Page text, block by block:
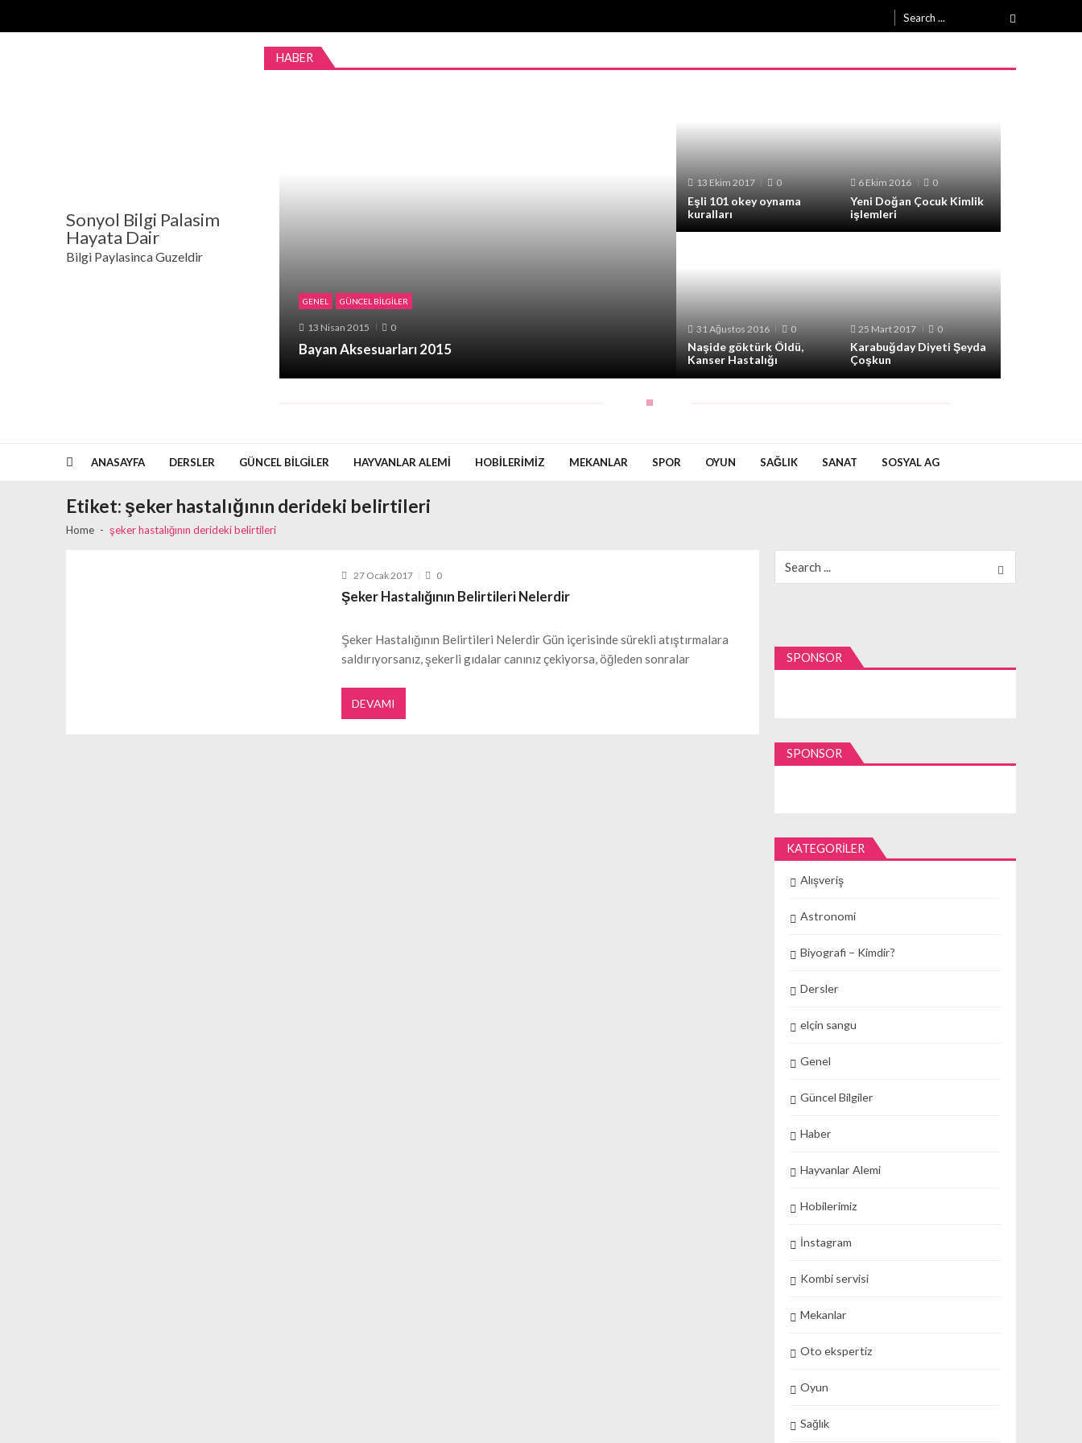
navigation
content
for:
Sonyol Bilgi Palasim
Hayata Dair
Bilgi Paylasinca Guzeldir
HABER
GENEL GÜNCEL BILGILER
13 Nisan 2015 0
Bayan Aksesuarları 2015
13 Ekim 2017 0
Eşli 101 okey oynama
kuralları
6 Ekim 2016 0
Yeni Doğan Çocuk Kimlik
işlemleri
31 Ağustos 2016 0
Naşide göktürk Öldü,
Kanser Hastalığı
25 Mart 2017 0
Karabuğday Diyeti Şeyda
Çoşkun
ANASAYFA DERSLER GÜNCEL BILGILER HAYVANLAR ALEMI HOBILERIMIZ MEKANLAR SPOR OYUN SAĞLIK SANAT SOSYAL AG
Etiket: şeker hastalığının derideki belirtileri
Home şeker hastalığının derideki belirtileri
27 Ocak 2017 0
Şeker Hastalığının Belirtileri Nelerdir
Şeker Hastalığının Belirtileri Nelerdir Gün içerisinde sürekli atıştırmalara
saldırıyorsanız, şekerli gıdalar canınız çekiyorsa, öğleden sonralar
DEVAMI
for:
SPONSOR
SPONSOR
KATEGORILER
Alışveriş
Astronomi
Biyografi – Kimdir?
Dersler
elçin sangu
Genel
Güncel Bilgiler
Haber
Hayvanlar Alemi
Hobilerimiz
İnstagram
Kombi servisi
Mekanlar
Oto ekspertiz
Oyun
Sağlık